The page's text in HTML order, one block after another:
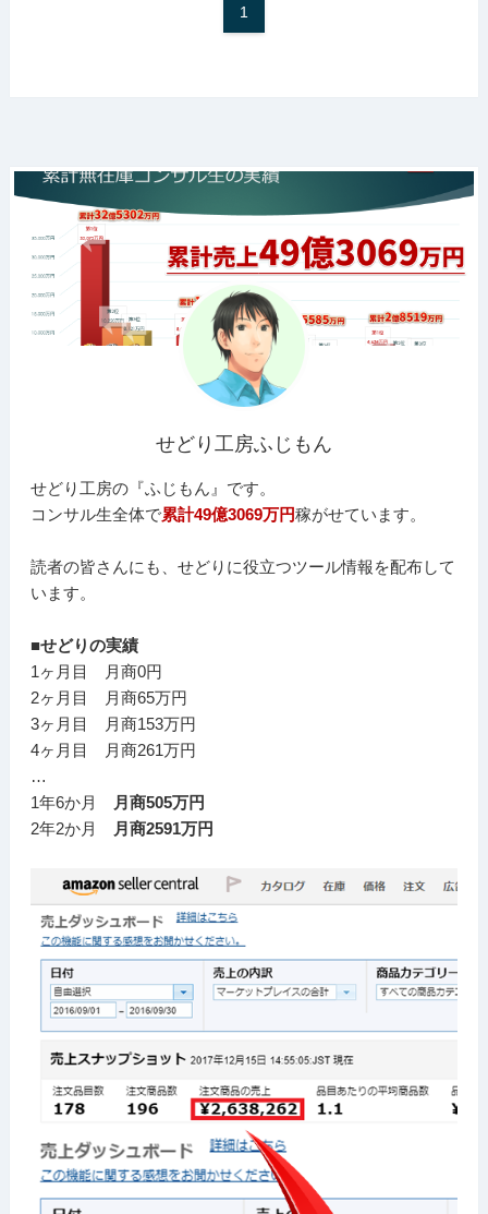
1
せどり工房ふじもん
せどり工房の『ふじもん』です。
コンサル生全体で累計49億3069万円稼がせています。
読者の皆さんにも、せどりに役立つツール情報を配布して
います。
■せどりの実績
1ヶ月目 月商0円
2ヶ月目 月商65万円
3ヶ月目 月商153万円
4ヶ月目 月商261万円
…
1年6か月
月商505万円
2年2か月
月商2591万円